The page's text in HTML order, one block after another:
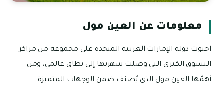
معلومات عن العين مول
احتوت دولة الإمارات العربية المتحدة على مجموعة من مراكز
التسوق الكبرى التي وصلت شهرتها إلى نطاق عالمي، ومن
أهمّها العين مول الذي يُصنف ضمن الوجهات المتميزة